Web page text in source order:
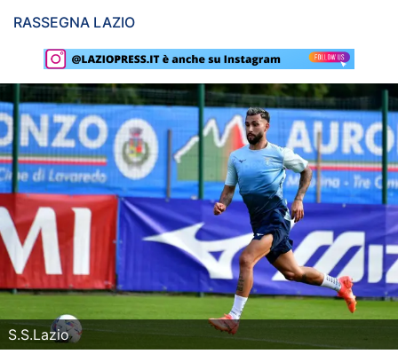
Calciomercato
Lazio Women
Rassegna Lazio
Social
Calcio
Serie A
Champions League
Europa League
Altri Sport
RASSEGNA LAZIO
S.S.Lazio